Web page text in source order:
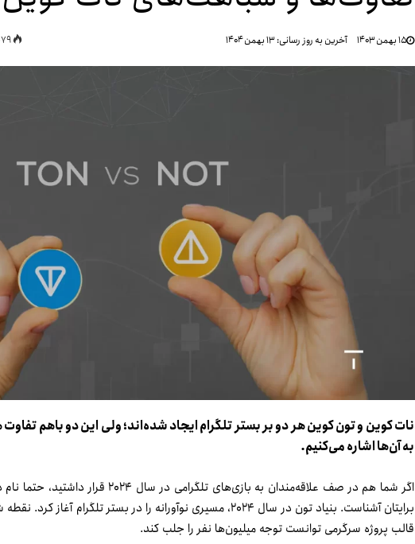
۱۵ بهمن ۱۴۰۳ آخرین به روز رسانی:۱۳ بهمن ۱۴۰۴
نات کوین و تون کوین هر دو بر بستر تلگرام ایجاد شده‌اند؛ ولی این دو باهم
به آن‌ها اشاره می‌کنیم.
اگر شما هم در صف علاقه‌مندان به بازی‌های
برایتان آشناست. بنیاد تون در سال ۲۰۲۴، مسیری نوآورانه را در بستر
قالب پروژه سرگرمی توانست توجه میلیون‌ها نفر را جلب کند.